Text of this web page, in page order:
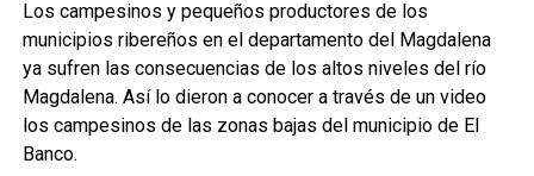
Los campesinos y pequeños productores de los
municipios ribereños en el departamento del Magdalena
ya sufren las consecuencias de los altos niveles del río
Magdalena. Así lo dieron a conocer a través de un video
los campesinos de las zonas bajas del municipio de El
Banco.